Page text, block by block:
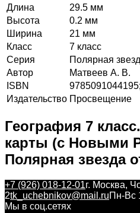
Длина
29.5 мм
Высота
0.2 мм
Ширина
21 мм
Класс
7 класс
Серия
Полярная
Автор
Матвеев А. В.
ISBN
Издательство Просвещение
География 7
карты (с Новыми
Полярная звезда
+7 (926) 018-12-01г. Москва,
2tk_uchebnikov@mail.ruПн-Вс
Мы в соц.сетях